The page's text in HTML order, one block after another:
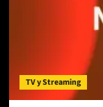
TV y Streaming